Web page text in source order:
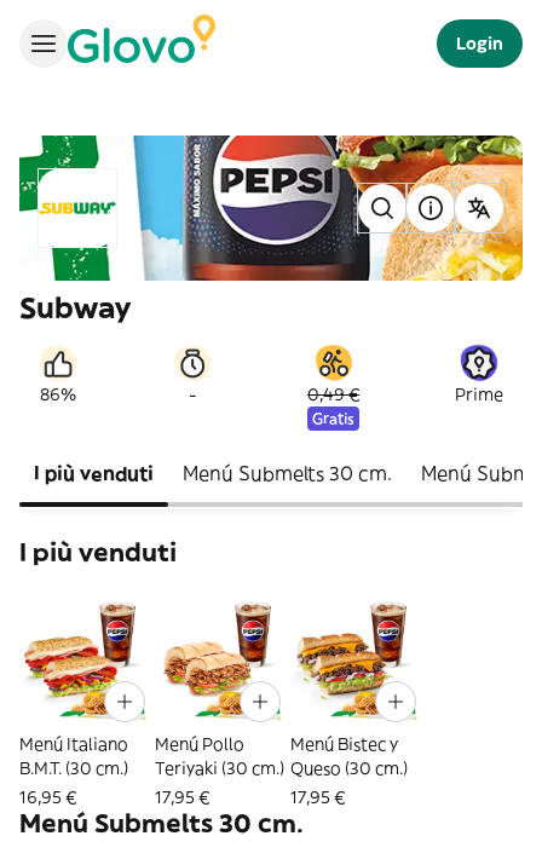
Login
Subway
86% - 0,49 €
Gratis
Prime
I più venduti Menú Submelts 30 cm. Menú
I più venduti
Menú Italiano
B.M.T. (30 cm.)
16,95 €
Menú Pollo
Teriyaki (30 cm.)
17,95 €
Menú Bistec y
Queso (30 cm.)
17,95 €
Menú Submelts 30 cm.